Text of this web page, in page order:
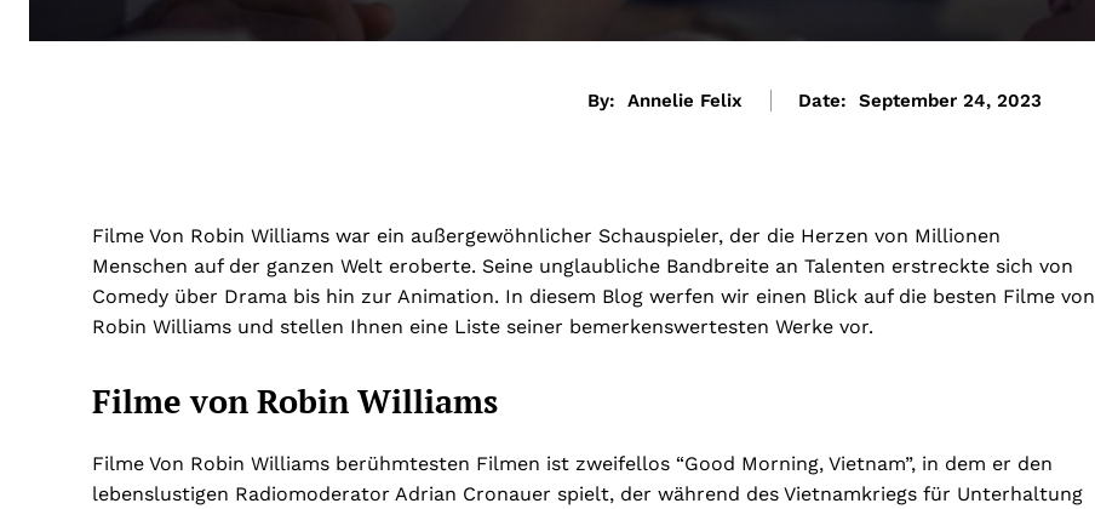
By: Annelie Felix Date: September 24, 2023
Filme Von Robin Williams war ein außergewöhnlicher Schauspieler, der die Herzen von Millionen
Menschen auf der ganzen Welt eroberte. Seine unglaubliche Bandbreite an Talenten erstreckte sich von
Comedy über Drama bis hin zur Animation. In diesem Blog werfen wir einen Blick auf die besten Filme von
Robin Williams und stellen Ihnen eine Liste seiner bemerkenswertesten Werke vor.
Filme von Robin Williams
Filme Von Robin Williams berühmtesten Filmen ist zweifellos “Good Morning, Vietnam”, in dem er den
lebenslustigen Radiomoderator Adrian Cronauer spielt, der während des Vietnamkriegs für Unterhaltung